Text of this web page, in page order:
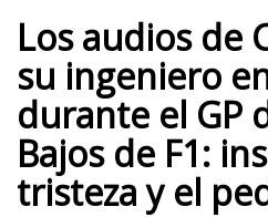
Los audios de
su ingeniero
durante el GP
Bajos de F1:
tristeza y el